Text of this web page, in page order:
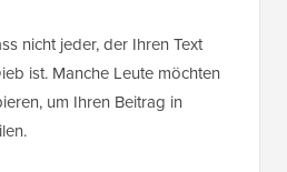
nicht jeder, der Ihren Text
ist. Manche Leute möchten
um Ihren Beitrag in